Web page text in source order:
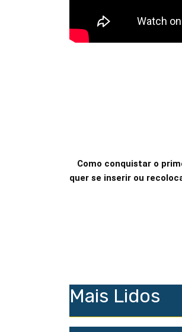
Como conquistar o
quer se inserir ou
Mais Lidos